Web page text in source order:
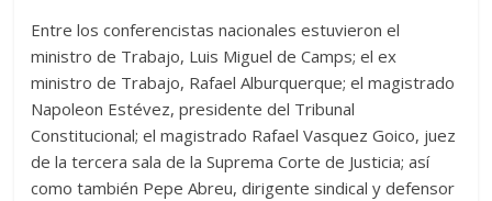
Entre los conferencistas nacionales estuvieron el
ministro de Trabajo, Luis Miguel de Camps; el ex
ministro de Trabajo, Rafael Alburquerque; el magistrado
Napoleon Estévez, presidente del Tribunal
Constitucional; el magistrado Rafael Vasquez Goico, juez
de la tercera sala de la Suprema Corte de Justicia; así
como también Pepe Abreu, dirigente sindical y defensor